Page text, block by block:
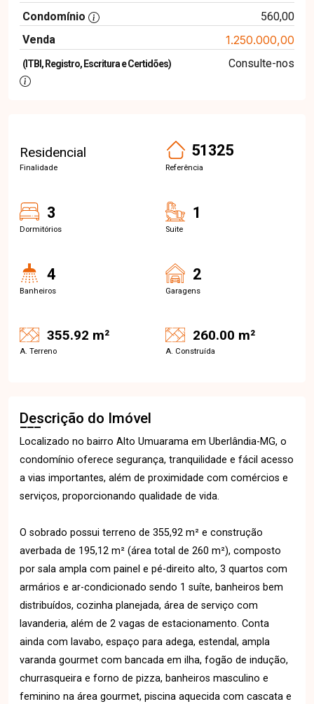
Condomínio
560,00
Venda
1.250.000,00
(ITBI, Registro, Escritura e Certidões) Consulte-nos
Residencial
Finalidade
51325
Referência
3
Dormitórios
1
Suite
4
Banheiros
2
Garagens
355.92 m²
A. Terreno
260.00 m²
A. Construída
Descrição do Imóvel
Localizado no bairro Alto Umuarama em Uberlândia-MG, o
condomínio oferece segurança, tranquilidade e fácil acesso
a vias importantes, além de proximidade com comércios e
serviços, proporcionando qualidade de vida.
O sobrado possui terreno de 355,92 m² e construção
averbada de 195,12 m² (área total de 260 m²), composto
por sala ampla com painel e pé-direito alto, 3 quartos com
armários e ar-condicionado sendo 1 suíte, banheiros bem
distribuídos, cozinha planejada, área de serviço com
lavanderia, além de 2 vagas de estacionamento. Conta
ainda com lavabo, espaço para adega, estendal, ampla
varanda gourmet com bancada em ilha, fogão de indução,
churrasqueira e forno de pizza, banheiros masculino e
feminino na área gourmet, piscina aquecida com cascata e